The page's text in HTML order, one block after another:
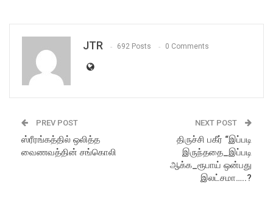
JTR 692 Posts 0 Comments
PREV POST
ஸ்ரீரங்கத்தில் ஒலித்த
வைணவத்தின் சங்கொலி
NEXT POST
திருச்சி பகீர் “இப்படி
இருந்ததை_இப்படி
ஆக்க_ரூபாய் ஒன்பது
இலட்சமா…..?